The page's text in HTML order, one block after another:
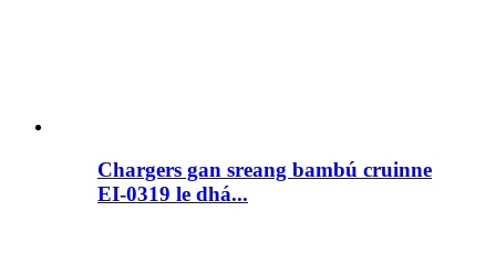
Chargers gan sreang bambú cruinne
EI-0319 le dhá...